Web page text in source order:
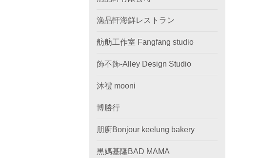
漁品軒海鮮レストラン
舫舫工作室 Fangfang studio
飾不飾-Alley Design Studio
沐禮 mooni
博勝行
朋廚Bonjour keelung bakery
黒媽基隆BAD MAMA